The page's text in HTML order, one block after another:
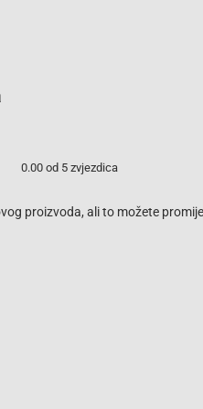
0.00 od 5 zvjezdica
proizvoda, ali to možete